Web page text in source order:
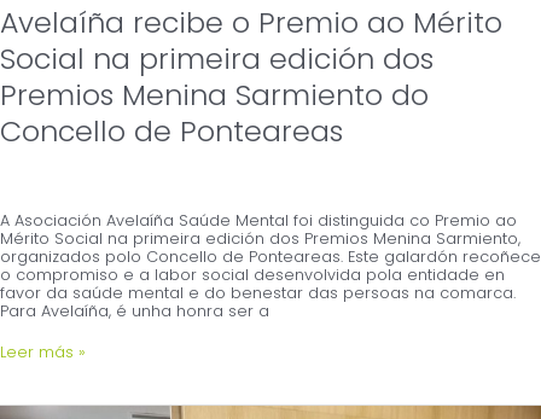
Avelaíña recibe o Premio ao Mérito
Social na primeira edición dos
Premios Menina Sarmiento do
Concello de Ponteareas
A Asociación Avelaíña Saúde Mental foi distinguida co Premio ao
Mérito Social na primeira edición dos Premios Menina Sarmiento,
organizados polo Concello de Ponteareas. Este galardón recoñece
o compromiso e a labor social desenvolvida pola entidade en
favor da saúde mental e do benestar das persoas na comarca.
Para Avelaíña, é unha honra ser a
Leer más »